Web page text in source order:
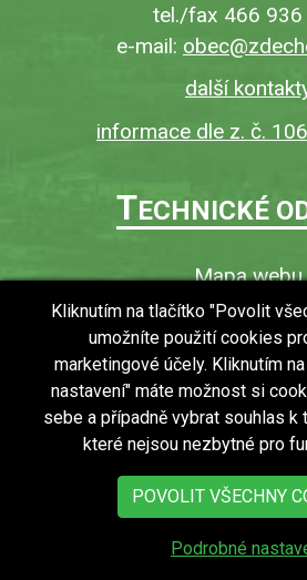
tel./fax 466 936
e-mail:
další
informace dle z. č.
TECHNICKÉ
Mapa webu
O webu
Povinně zveřejňované
Ochrana osobních
Vyhledávání
RSS
Bezbariérový
copyright © 2018 - 2026Obec
Kliknutím na tlačítko "Povolit
umožníte použití cookies
marketingové účely. Kliknutím
nastavení" máte možnost si
sebe a případně vybrat souhlas k
které nejsou nezbytné pro
POVOLIT VŠECHNY
Podrobné